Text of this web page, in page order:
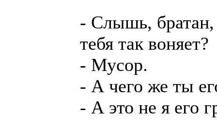
- Слышь, братан,
тебя так воняет?
- Мусор.
- А чего же ты
- А это не я его